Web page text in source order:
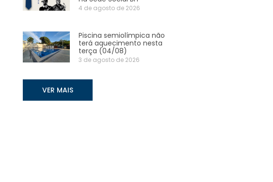
4 de agosto de 2026
Piscina semiolímpica não
terá aquecimento nesta
terça (04/08)
3 de agosto de 2026
VER MAIS